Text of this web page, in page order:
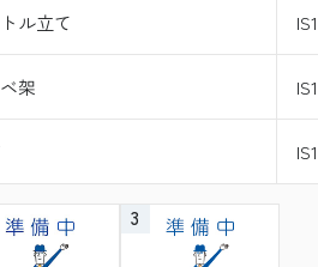
ル立て
架
3